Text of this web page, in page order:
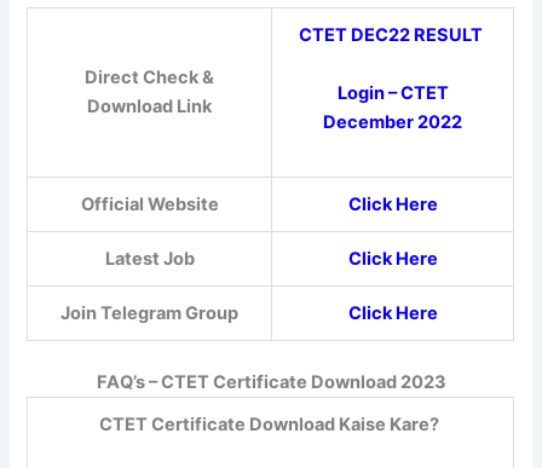
Direct Check &
Download Link
CTET DEC22 RESULT
Login – CTET
December 2022
Official Website Click Here
Latest Job Click Here
Join Telegram Group Click Here
FAQ’s – CTET Certificate Download 2023
CTET Certificate Download Kaise Kare?